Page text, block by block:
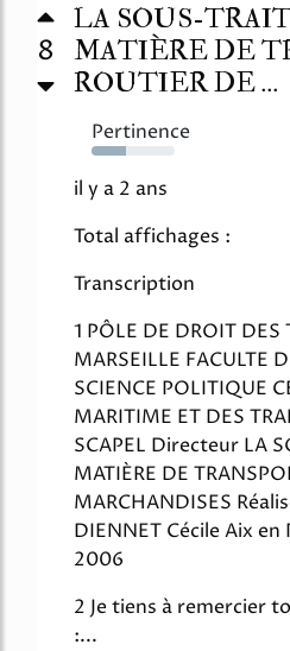
8
LA SOUS-
MATIÈRE DE
ROUTIER DE ...
Pertinence
41%
il y a 2 ans
Total affichages :
Transcription
1 PÔLE DE DROIT
MARSEILLE FACULTE
SCIENCE POLITIQUE
MARITIME ET DES
SCAPEL Directeur LA
MATIÈRE DE
MARCHANDISES
DIENNET Cécile Aix
2006
2 Je tiens à remercier
:...